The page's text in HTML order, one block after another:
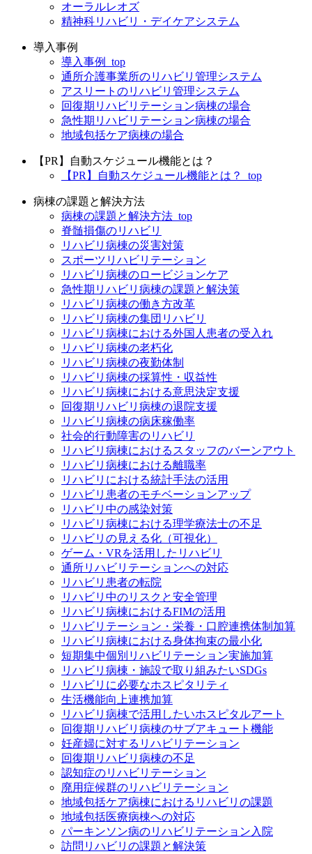
オーラルレオズ
精神科リハビリ・デイケアシステム
導入事例
導入事例_top
通所介護事業所のリハビリ管理システム
アスリートのリハビリ管理システム
回復期リハビリテーション病棟の場合
急性期リハビリテーション病棟の場合
地域包括ケア病棟の場合
【PR】自動スケジュール機能とは？
【PR】自動スケジュール機能とは？_top
病棟の課題と解決方法
病棟の課題と解決方法_top
脊髄損傷のリハビリ
リハビリ病棟の災害対策
スポーツリハビリテーション
リハビリ病棟のロービジョンケア
急性期リハビリ病棟の課題と解決策
リハビリ病棟の働き方改革
リハビリ病棟の集団リハビリ
リハビリ病棟における外国人患者の受入れ
リハビリ病棟の老朽化
リハビリ病棟の夜勤体制
リハビリ病棟の採算性・収益性
リハビリ病棟における意思決定支援
回復期リハビリ病棟の退院支援
リハビリ病棟の病床稼働率
社会的行動障害のリハビリ
リハビリ病棟におけるスタッフのバーンアウト
リハビリ病棟における離職率
リハビリにおける統計手法の活用
リハビリ患者のモチベーションアップ
リハビリ中の感染対策
リハビリ病棟における理学療法士の不足
リハビリの見える化（可視化）
ゲーム・VRを活用したリハビリ
通所リハビリテーションへの対応
リハビリ患者の転院
リハビリ中のリスクと安全管理
リハビリ病棟におけるFIMの活用
リハビリテーション・栄養・口腔連携体制加算
リハビリ病棟における身体拘束の最小化
短期集中個別リハビリテーション実施加算
リハビリ病棟・施設で取り組みたいSDGs
リハビリに必要なホスピタリティ
生活機能向上連携加算
リハビリ病棟で活用したいホスピタルアート
回復期リハビリ病棟のサブアキュート機能
妊産婦に対するリハビリテーション
回復期リハビリ病棟の不足
認知症のリハビリテーション
廃用症候群のリハビリテーション
地域包括ケア病棟におけるリハビリの課題
地域包括医療病棟への対応
パーキンソン病のリハビリテーション入院
訪問リハビリの課題と解決策